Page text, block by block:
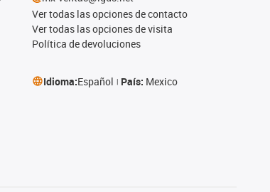
Ver todas las opciones de contacto
Ver todas las opciones de visita
Política de devoluciones
Idioma:Español País: Mexico